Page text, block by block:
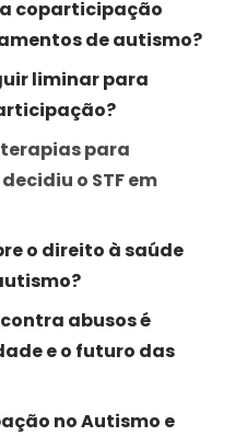
coparticipação
de autismo?
liminar para
terapias para
o STF em
o direito à saúde
abusos é
e o futuro das
no Autismo e